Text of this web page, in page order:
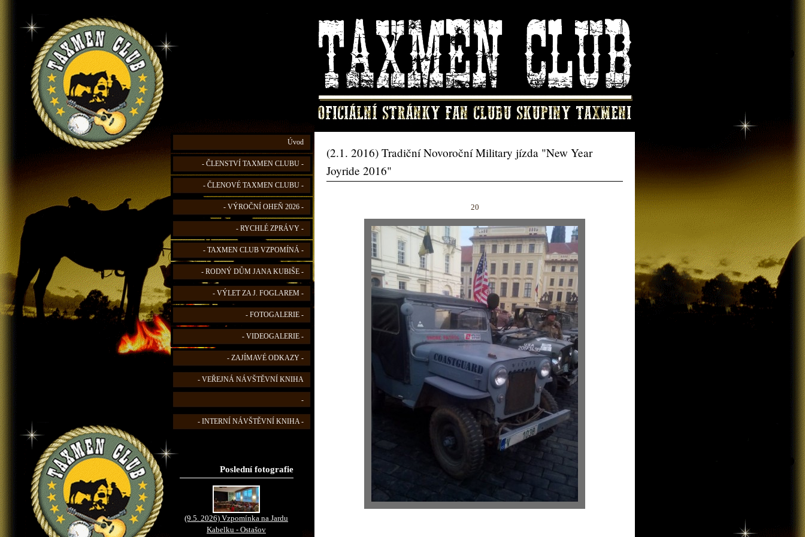
Úvod
- ČLENSTVÍ TAXMEN CLUBU -
- ČLENOVÉ TAXMEN CLUBU -
- VÝROČNÍ OHEŇ 2026 -
- RYCHLÉ ZPRÁVY -
- TAXMEN CLUB VZPOMÍNÁ -
- RODNÝ DŮM JANA KUBIŠE -
- VÝLET ZA J. FOGLAREM -
- FOTOGALERIE -
- VIDEOGALERIE -
- ZAJÍMAVÉ ODKAZY -
- VEŘEJNÁ NÁVŠTĚVNÍ KNIHA
-
- INTERNÍ NÁVŠTĚVNÍ KNIHA -
Poslední fotografie
(9.5. 2026) Vzpomínka na Jardu
Kabelku - Ostašov
(2.1. 2016) Tradiční Novoroční Military jízda "New Year
Joyride 2016"
20